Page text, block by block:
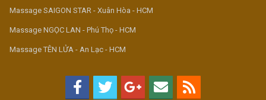
Massage SAIGON STAR - Xuân Hòa - HCM
Massage NGỌC LAN - Phú Thọ - HCM
Massage TÊN LỬA - An Lạc - HCM